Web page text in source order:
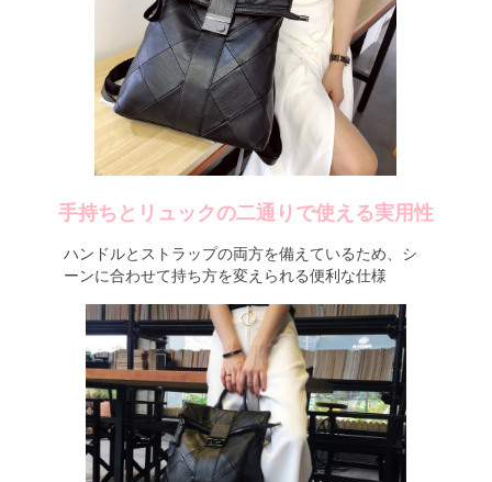
手持ちとリュックの二通りで使える実用性
ハンドルとストラップの両方を備えているため、シ
ーンに合わせて持ち方を変えられる便利な仕様